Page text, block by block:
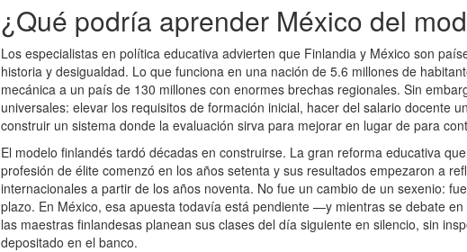
¿Qué podría aprender México del
Los especialistas en política educativa advierten que Finlandia y México son
historia y desigualdad. Lo que funciona en una nación de 5.6 millones de
mecánica a un país de 130 millones con enormes brechas regionales. Sin
universales: elevar los requisitos de formación inicial, hacer del salario docente
construir un sistema donde la evaluación sirva para mejorar en lugar de para
El modelo finlandés tardó décadas en construirse. La gran reforma educativa
profesión de élite comenzó en los años setenta y sus resultados empezaron a
internacionales a partir de los años noventa. No fue un cambio de un sexenio:
plazo. En México, esa apuesta todavía está pendiente —y mientras se debate
las maestras finlandesas planean sus clases del día siguiente en silencio, sin
depositado en el banco.